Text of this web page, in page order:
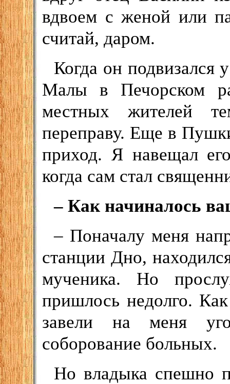
вдвоем с женой или
считай, даром.
Когда он подвизался
Малы в Печорском
местных жителей
переправу. Еще в
приход. Я навещал
когда сам стал
– Как начиналось
– Поначалу меня
станции Дно,
мученика. Но
пришлось недолго.
завели на меня
соборование больных.
Но владыка спешно